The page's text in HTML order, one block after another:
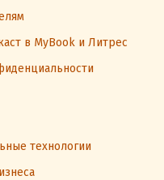
в MyBook и Литрес
технологии